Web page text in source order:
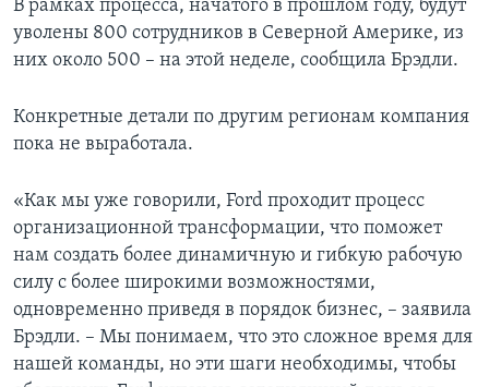
В рамках процесса, начатого в прошлом году, будут
уволены 800 сотрудников в Северной Америке, из
них около 500 – на этой неделе, сообщила Брэдли.
Конкретные детали по другим регионам компания
пока не выработала.
«Как мы уже говорили, Ford проходит процесс
организационной трансформации, что поможет
нам создать более динамичную и гибкую рабочую
силу с более широкими возможностями,
одновременно приведя в порядок бизнес, – заявила
Брэдли. – Мы понимаем, что это сложное время для
нашей команды, но эти шаги необходимы, чтобы